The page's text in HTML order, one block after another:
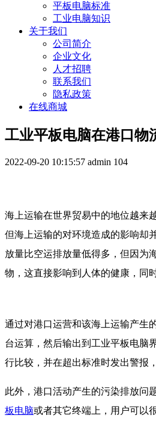
平板电脑标准
工业电脑知识
关于我们
公司简介
企业文化
人才招聘
联系我们
隐私政策
在线商城
工业平板电脑在港口物
2022-09-20 10:15:57 admin 104
海上运输在世界贸易中的地位越来
但海上运输的对环境造成的影响却
放量比空运排放量低得多，但因为
物，这直接影响到人体的健康，同
通过对港口运营和该海上运输产生
台运算，然后输出到工业平板电脑
行比较，并在超出标准时发出警报
此外，港口活动产生的污染排放问
板电脑或者其它终端上，用户可以